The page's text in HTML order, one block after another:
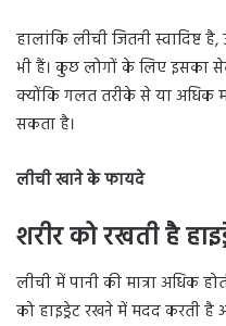
हालांकि लीची जितनी
भी हैं। कुछ लोगों के लिए इसका
क्योंकि गलत तरीके से या अधिक
सकता है।
लीची खाने के फायदे
शरीर को रखती है
लीची में पानी की मात्रा अधिक
को हाइड्रेट रखने में मदद करती है